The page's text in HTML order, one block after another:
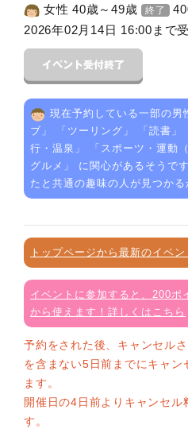
女性 40歳～49歳 終了
2026年02月14日 16:00まで
現在予約している一部の男
ブ 」 「 ツーリング 」 「 読書 」
行・温泉 」 「 スポーツ・運動
グルメ 」 に関心があるそうで
たと共通の趣味の人が見つか
トップページから最新のイベ
イベントに参加すると、200ポ
から使えます！詳しくはこちら
予約をされた後、キャンセル
を含まない5日前までにキャン
ます。
開催日の4日前よりキャンセル
す。